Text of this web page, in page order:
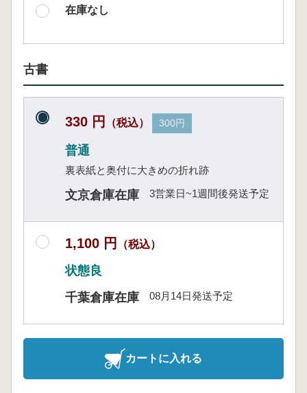
在庫なし
古書
330 円 （税込） 300円
普通
裏表紙と奥付に大きめの折れ跡
文京倉庫在庫 3営業日~1週間後発送予定
1,100 円 （税込）
状態良
千葉倉庫在庫
08月14日発送予定
カートに入れる